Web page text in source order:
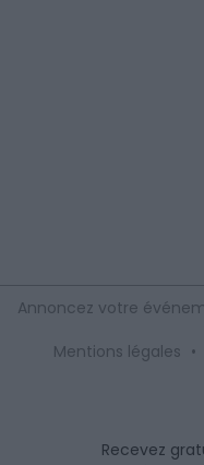
Annoncez votre
Mentions légales •
Recevez